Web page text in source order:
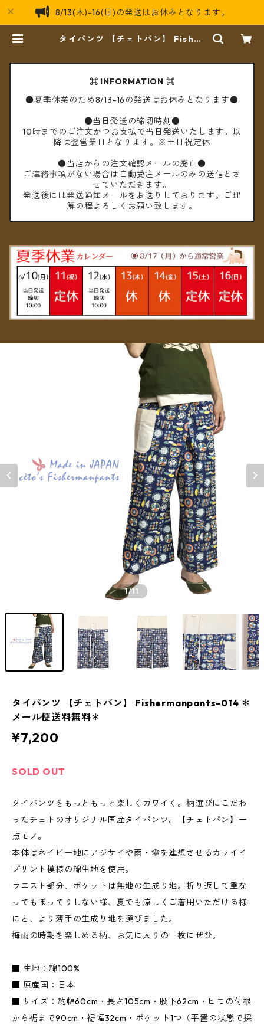
8/13(木)-16(日)の発送はお休みとなります。
タイパンツ 【チェトパン】 Fisher
⌘ INFORMATION ⌘
●夏季休業のため8/13-16の発送はお休みとなります●
●当日発送の締切時刻●
10時までのご注文かつお支払で当日発送いたします。以
降は翌営業日となります。※土日祝定休
●当店からの注文確認メールの廃止●
ご連絡事項がない場合は自動受注メールのみの送信とさ
せていただきます。
発送後には発送通知メールをお送りしております。ご理
解の程よろしくお願い致します。
1/11
タイパンツ 【チェトパン】 Fishermanpants-014 ＊
メール便送料無料＊
¥7,200
SOLD OUT
タイパンツをもっともっと楽しくカワイく。柄選びにこだわ
ったチェトのオリジナル国産タイパンツ。【チェトパン】一
点モノ。
本体はネイビー地にアジサイや雨・傘を連想させるカワイイ
プリント模様の綿生地を使用。
ウエスト部分、ポケットは無地の生成り地。折り返して重な
ってもぼってりしない様、夏でも涼しくご着用いただける様
にと、より薄手の生成り地を選びました。
梅雨の時期を楽しめる柄、お気に入りの一枚にぜひ。
■ 生地：綿100%
■ 原産国：日本
■ サイズ：約幅60cm・長さ105cm・股下62cm・ヒモの付根
から裾まで90cm・裾幅32cm・ポケット1つ（平置の状態で採